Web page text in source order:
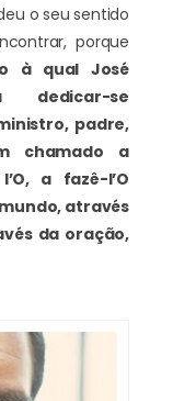
o seu sentido
porque
à qual José
dedicar-se
padre,
chamado a
a fazê-l’O
através
da oração,